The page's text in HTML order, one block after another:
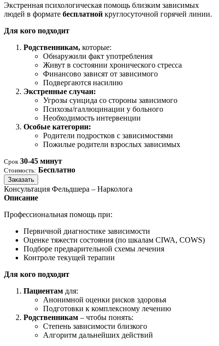
Экстренная психологическая помощь близким зависимых
людей в формате бесплатной круглосуточной горячей линии.
Для кого подходит
Родственникам, которые:
Обнаружили факт употребления
Живут в состоянии хронического стресса
Финансово зависят от зависимого
Подвергаются насилию
Экстренные случаи:
Угрозы суицида со стороны зависимого
Психозы/галлюцинации у больного
Необходимость интервенции
Особые категории:
Родители подростков с зависимостями
Пожилые родители взрослых зависимых
Срок 30-45 минут
Стоимость: Бесплатно
Заказать
Консультация Фельдшера – Нарколога
Описание
Профессиональная помощь при:
Первичной диагностике зависимости
Оценке тяжести состояния (по шкалам CIWA, COWS)
Подборе предварительной схемы лечения
Контроле текущей терапии
Для кого подходит
Пациентам для:
Анонимной оценки рисков здоровья
Подготовки к комплексному лечению
Родственникам – чтобы понять:
Степень зависимости близкого
Алгоритм дальнейших действий